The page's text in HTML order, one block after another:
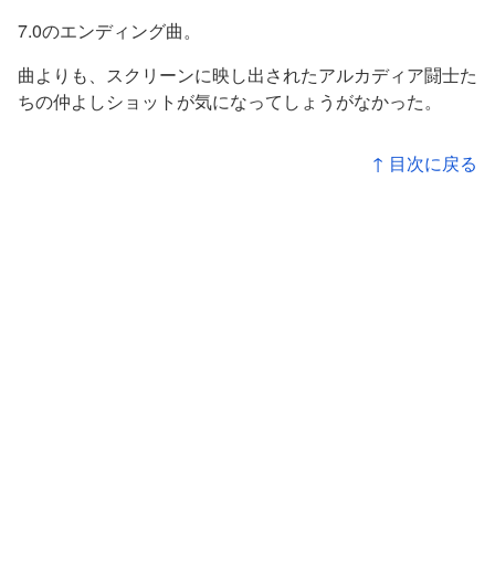
7.0のエンディング曲。
曲よりも、スクリーンに映し出されたアルカディア闘士た
ちの仲よしショットが気になってしょうがなかった。
↑ 目次に戻る